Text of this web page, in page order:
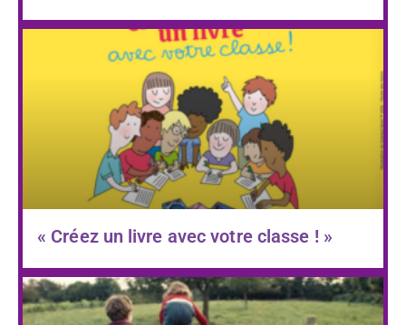
« Créez un livre avec votre classe ! »